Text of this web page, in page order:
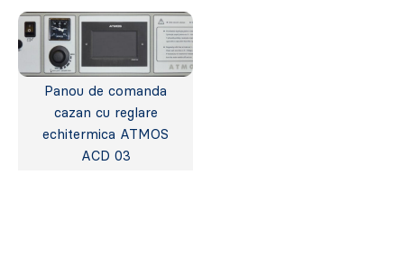
Panou de comanda
cazan cu reglare
echitermica ATMOS
ACD 03